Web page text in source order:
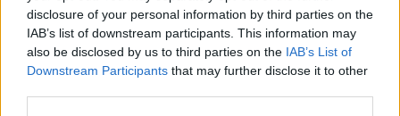
disclosure of your personal information by third parties on the
IAB’s list of downstream participants. This information may
also be disclosed by us to third parties on the IAB’s List of
Downstream Participants that may further disclose it to other